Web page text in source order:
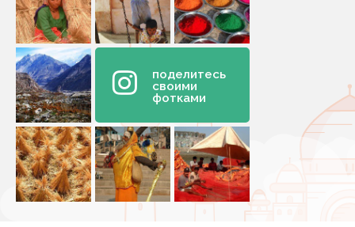
поделитесь
своими
фотками